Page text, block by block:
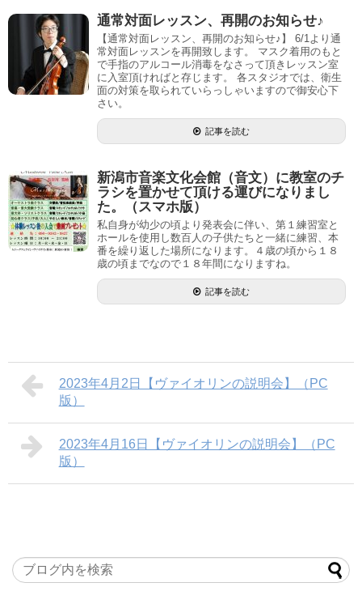
通常対面レッスン、再開のお知らせ♪
【通常対面レッスン、再開のお知らせ♪】 6/1より通
常対面レッスンを再開致します。 マスク着用のもと
で手指のアルコール消毒をなさって頂きレッスン室
に入室頂ければと存じます。 各スタジオでは、衛生
面の対策を取られていらっしゃいますので御安心下
さい。
記事を読む
新潟市音楽文化会館（音文）に教室のチ
ラシを置かせて頂ける運びになりまし
た。（スマホ版）
私自身が幼少の頃より発表会に伴い、第１練習室と
ホールを使用し数百人の子供たちと一緒に練習、本
番を繰り返した場所になります。４歳の頃から１８
歳の頃までなので１８年間になりますね。
記事を読む
2023年4月2日【ヴァイオリンの説明会】（PC
版）
2023年4月16日【ヴァイオリンの説明会】（PC
版）